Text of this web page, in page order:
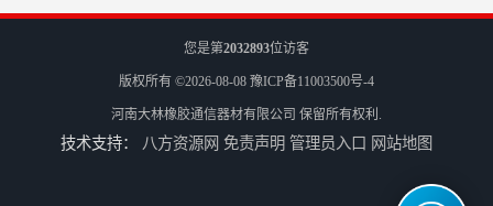
您是第2032893位访客
版权所有 ©2026-08-08 豫ICP备11003500号-4
河南大林橡胶通信器材有限公司 保留所有权利.
技术支持： 八方资源网 免责声明 管理员入口 网站地图